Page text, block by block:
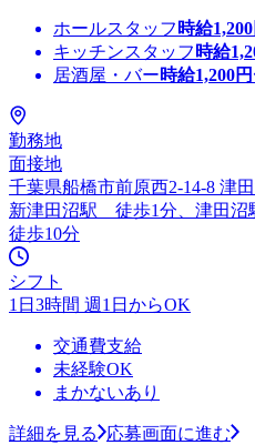
ホールスタッフ 時給1,200
キッチンスタッフ 時給
居酒屋・バー時給1,200
勤務地
面接地
千葉県船橋市前原西2-14-8 津
新津田沼駅 徒歩1分、津田
徒歩10分
シフト
1日3時間 週1日からOK
交通費支給
未経験OK
まかないあり
詳細を見る
応募画面に進む